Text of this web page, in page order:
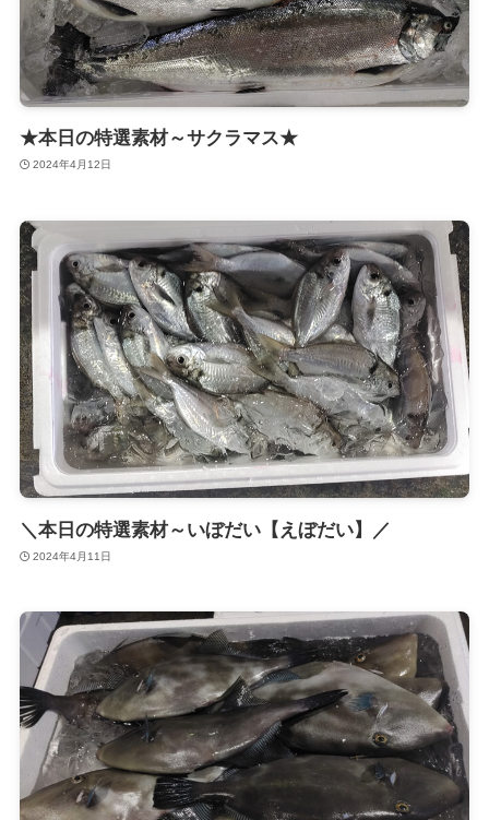
★本日の特選素材～サクラマス★
2024年4月12日
＼本日の特選素材～いぼだい【えぼだい】／
2024年4月11日